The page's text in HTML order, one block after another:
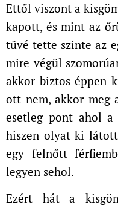
Ettől viszont a
kapott, és mint az
tűvé tette szinte az
mire végül
akkor biztos éppen
ott nem, akkor meg
esetleg pont ahol a
hiszen olyat ki
egy felnőtt
legyen sehol.
Ezért hát a